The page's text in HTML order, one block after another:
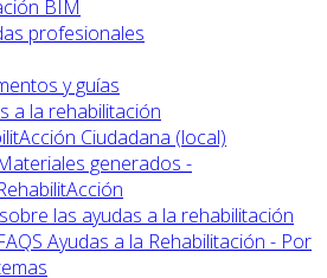
BIM
profesionales
y guías
a la rehabilitación
Ciudadana (local)
generados -
las ayudas a la rehabilitación
Ayudas a la Rehabilitación - Por